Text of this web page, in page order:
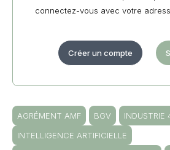
connectez-vous avec votre
Créer un compte
AGRÉMENT AMF BGV
INDUSTRIE
INTELLIGENCE ARTIFICIELLE